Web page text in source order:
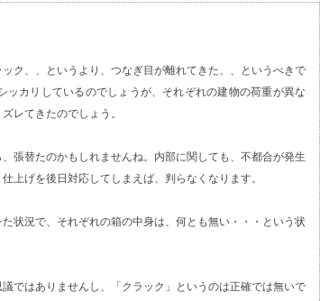
ク、、というより、つなぎ目が離れてきた、、というべきで
カリしているのでしょうが、それぞれの建物の荷重が異な
レてきたのでしょう。
張替たのかもしれませんね。内部に関しても、不都合が発生
上げを後日対応してしまえば、判らなくなります。
状況で、それぞれの箱の中身は、何とも無い・・・という状
ではありませんし、「クラック」というのは正確では無いで